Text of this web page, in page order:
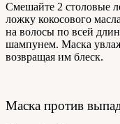
Смешайте 2 столовые
ложку кокосового
на волосы по всей
шампунем. Маска
возвращая им блеск.
Маска против